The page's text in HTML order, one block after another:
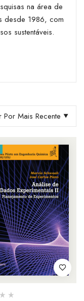
na área de
desde 1986, com
sustentáveis.
Por Mais Recente